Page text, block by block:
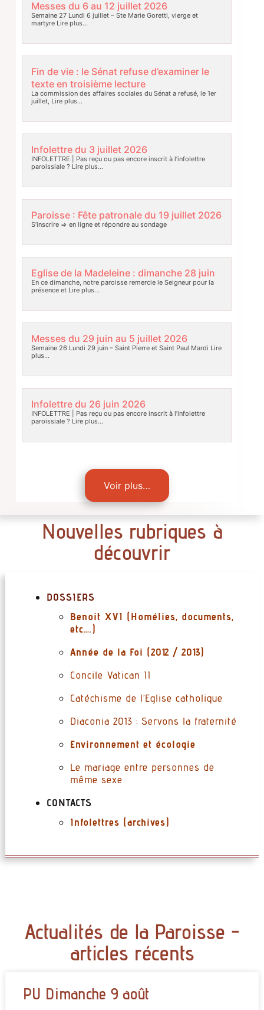
Messes du 6 au 12 juillet 2026
Semaine 27 Lundi 6 juillet – Ste Marie Goretti, vierge et
martyreLire plus…
Fin de vie : le Sénat refuse d’examiner le
texte en troisième lecture
La commission des affaires sociales du Sénat a refusé, le 1er
juillet, Lire plus…
Infolettre du 3 juillet 2026
INFOLETTRE | Pas reçu ou pas encore inscrit à l’infolettre
paroissiale ? Lire plus…
Paroisse : Fête patronale du 19 juillet 2026
S’inscrire => en ligne et répondre au sondage
Eglise de la Madeleine : dimanche 28 juin
En ce dimanche, notre paroisse remercie le Seigneur pour la
présence etLire plus…
Messes du 29 juin au 5 juillet 2026
Semaine 26 Lundi 29 juin – Saint Pierre et Saint Paul Mardi Lire
plus…
Infolettre du 26 juin 2026
INFOLETTRE | Pas reçu ou pas encore inscrit à l’infolettre
paroissiale ? Lire plus…
Voir plus…
Nouvelles rubriques à
découvrir
DOSSIERS
Benoit XVI (Homélies, documents,
etc….)
Année de la Foi (2012 / 2013)
Concile Vatican II
Catéchisme de l’Eglise catholique
Diaconia 2013 : Servons la fraternité
Environnement et écologie
Le mariage entre personnes de
même sexe
CONTACTS
Infolettres (archives)
Actualités de la Paroisse -
articles récents
PU Dimanche 9 août